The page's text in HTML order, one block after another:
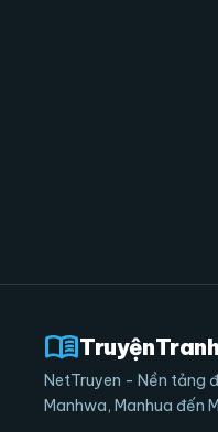
menu_bookTruyệnTranh
NetTruyen - Nền tảng
Manhwa, Manhua đến